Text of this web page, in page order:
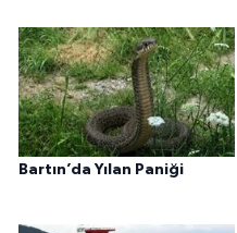
Bartın’da Yılan Paniği